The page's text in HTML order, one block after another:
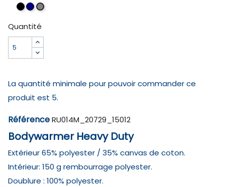
BlackFrench
Navy
Convoy
Quantité
La quantité minimale pour pouvoir commander ce
produit est 5.
RéférenceRU014M_20729_15012
Bodywarmer Heavy Duty
Extérieur 65% polyester / 35% canvas de coton.
Intérieur: 150 g rembourrage polyester.
Doublure : 100% polyester.